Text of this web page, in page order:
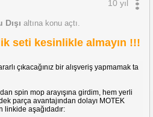
altına konu açtı.
10 yıl
seti kesinlikle almayın !!!
çıkacağınız bir alışveriş yapmamak ta
spin mop arayışına girdim, hem yerli
parça avantajından dolayı MOTEK
linkide aşağıdadır: